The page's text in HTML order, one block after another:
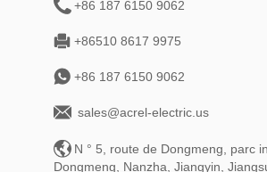
+86 187 6150 9062
+86510 8617 9975
+86 187 6150 9062
sales@acrel-electric.us
N ° 5, route de Dongmeng, parc
Dongmeng, Nanzha, Jiangyin,